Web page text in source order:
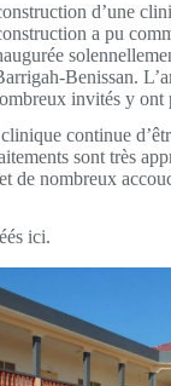
d’une
a pu
Benissan.
invités y ont
continue
sont très
de nombreux
ici.